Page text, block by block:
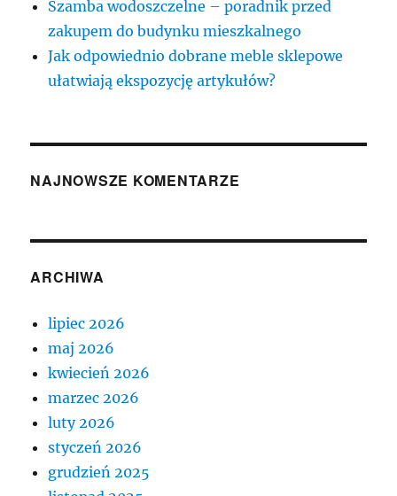
Szamba wodoszczelne – poradnik przed
zakupem do budynku mieszkalnego
Jak odpowiednio dobrane meble sklepowe
ułatwiają ekspozycję artykułów?
NAJNOWSZE KOMENTARZE
ARCHIWA
lipiec 2026
maj 2026
kwiecień 2026
marzec 2026
luty 2026
styczeń 2026
grudzień 2025